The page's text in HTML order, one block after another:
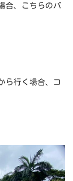
合、こちらのバ
ら行く場合、コ